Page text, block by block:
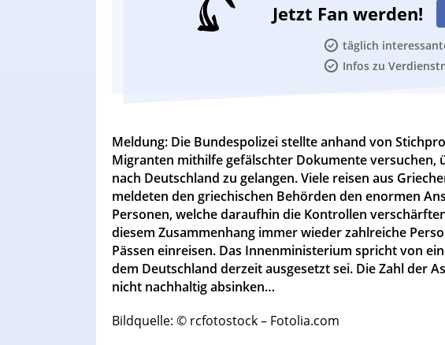
Jetzt Fan werden!
täglich
Infos zu
Meldung: Die Bundespolizei stellte anhand von
Migranten mithilfe gefälschter Dokumente versuchen,
nach Deutschland zu gelangen. Viele reisen aus
meldeten den griechischen Behörden den enormen
Personen, welche daraufhin die Kontrollen
diesem Zusammenhang immer wieder zahlreiche
Pässen einreisen. Das Innenministerium spricht von
dem Deutschland derzeit ausgesetzt sei. Die Zahl der
nicht nachhaltig absinken…
Bildquelle: © rcfotostock – Fotolia.com